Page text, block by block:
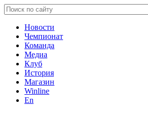
Новости
Чемпионат
Команда
Медиа
Клуб
История
Магазин
Winline
En